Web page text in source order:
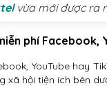
vừa mới được ra
phí Facebook,
YouTube hay
xã hội tiện ích bên